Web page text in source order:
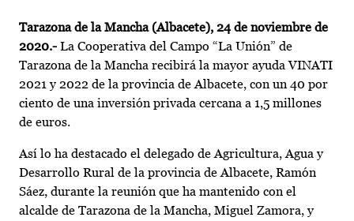
Tarazona de la Mancha (Albacete), 24 de noviembre de
2020.- La Cooperativa del Campo “La Unión” de
Tarazona de la Mancha recibirá la mayor ayuda VINATI
2021 y 2022 de la provincia de Albacete, con un 40 por
ciento de una inversión privada cercana a 1,5 millones
de euros.
Así lo ha destacado el delegado de Agricultura, Agua y
Desarrollo Rural de la provincia de Albacete, Ramón
Sáez, durante la reunión que ha mantenido con el
alcalde de Tarazona de la Mancha, Miguel Zamora, y